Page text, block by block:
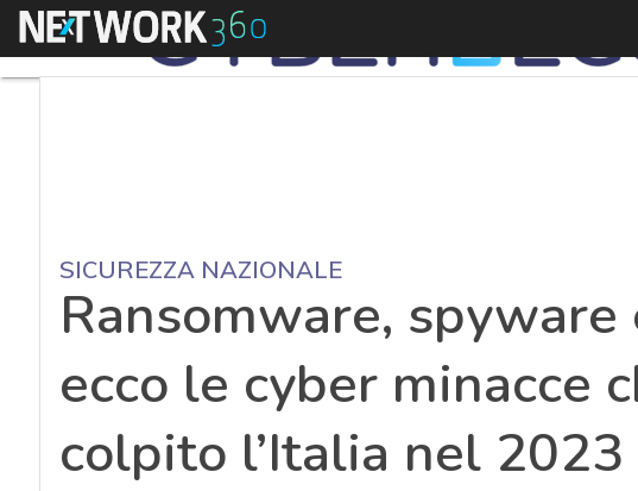
Menu
SICUREZZA NAZIONALE
Ransomware,
ecco le cyber minacce
colpito l’Italia nel 2023